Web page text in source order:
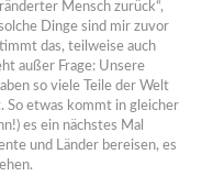
Mensch zurück“,
Dinge sind mir zuvor
das, teilweise auch
außer Frage: Unsere
so viele Teile der Welt
So etwas kommt in gleicher
es ein nächstes Mal
und Länder bereisen, es